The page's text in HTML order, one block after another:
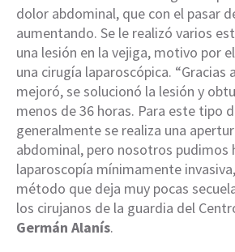
dolor abdominal, que con el pasar
aumentando. Se le realizó varios
una lesión en la vejiga, motivo por
una cirugía laparoscópica. “Gracias
mejoró, se solucionó la lesión y
menos de 36 horas. Para este tipo
generalmente se realiza una
abdominal, pero nosotros pudimos
laparoscopía mínimamente
método que deja muy pocas
los cirujanos de la guardia del
Germán Alanís.